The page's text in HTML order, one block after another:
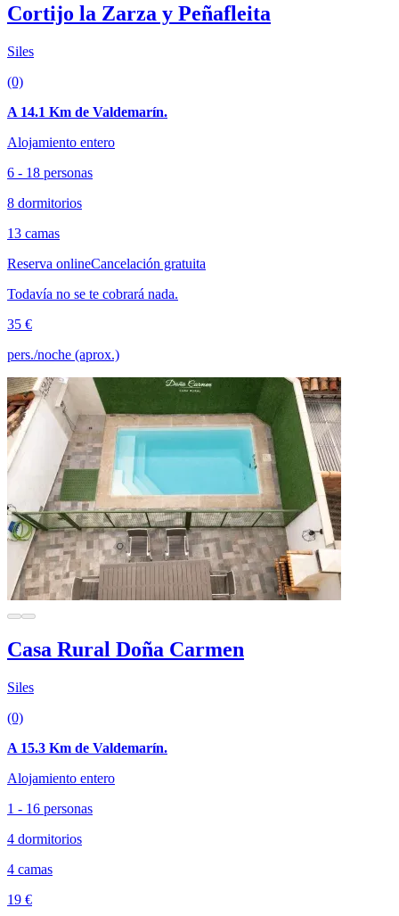
Cortijo la Zarza y Peñafleita
Siles
(0)
A 14.1 Km de Valdemarín.
Alojamiento entero
6 - 18 personas
8 dormitorios
13 camas
Reserva onlineCancelación gratuita
Todavía no se te cobrará nada.
35 €
pers./noche (aprox.)
Casa Rural Doña Carmen
Siles
(0)
A 15.3 Km de Valdemarín.
Alojamiento entero
1 - 16 personas
4 dormitorios
4 camas
19 €